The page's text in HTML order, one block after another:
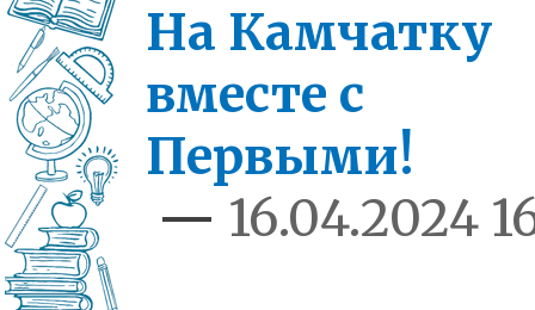
На Камчатку
вместе с
Первыми!
— 16.04.2024